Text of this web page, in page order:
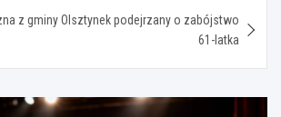
z gminy Olsztynek podejrzany o zabójstwo
61-latka